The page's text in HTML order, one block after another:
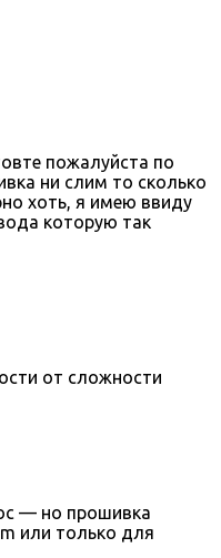
пожалуйста по
ни слим то сколько
хоть, я имею ввиду
которую так
от сложности
— но прошивка
или только для